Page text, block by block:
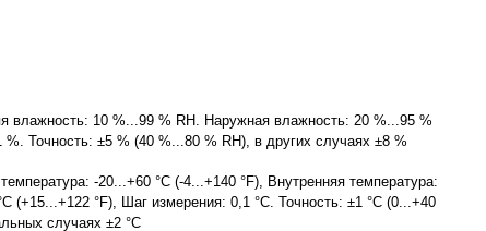
влажность: 10 %...99 % RH. Наружная влажность: 20 %...95 %
%. Точность: ±5 % (40 %...80 % RH), в других случаях ±8 %
-20...+60 °C (-4...+140 °F), Внутренняя температура:
(+15...+122 °F), Шаг измерения: 0,1 °C. Точность: ±1 °C (0...+40
случаях ±2 °C